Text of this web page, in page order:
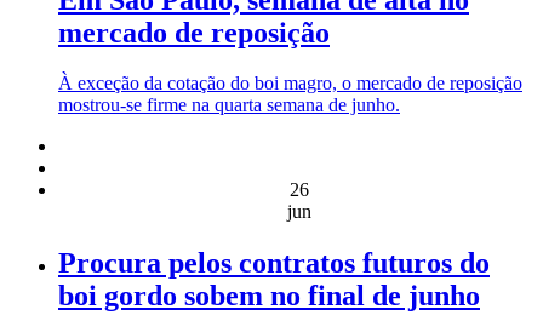
mercado de reposição
À exceção da cotação do boi magro, o mercado de reposição
mostrou-se firme na quarta semana de junho.
26
jun
Procura pelos contratos futuros do
boi gordo sobem no final de junho